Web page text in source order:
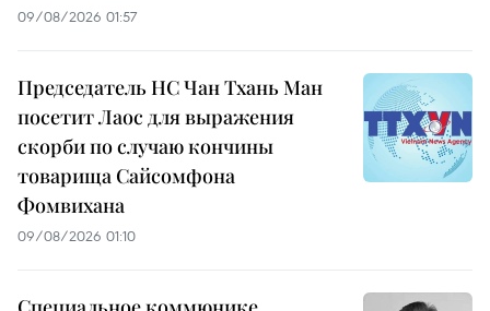
09/08/2026 01:57
Председатель НС Чан Тхань Ман
посетит Лаос для выражения
скорби по случаю кончины
товарища Сайсомфона
Фомвихана
09/08/2026 01:10